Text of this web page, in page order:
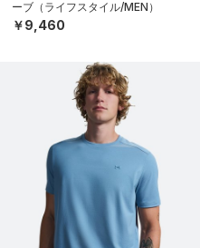
ーブ（ライフスタイル/MEN）
￥9,460